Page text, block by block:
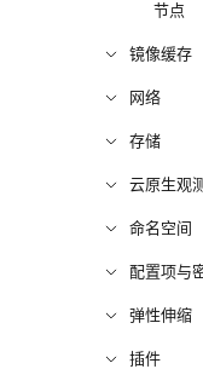
节点
镜像缓存
网络
存储
云原生观
命名空间
配置项与
弹性伸缩
插件